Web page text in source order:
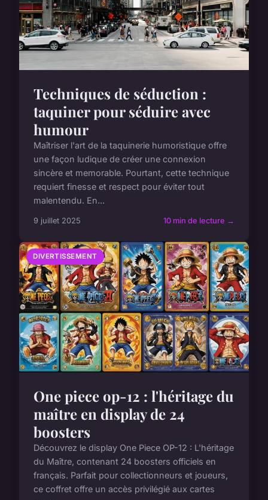
Techniques de séduction :
taquiner pour séduire avec
humour
Maîtriser l'art de la taquinerie humoristique offre
une façon ludique de créer une connexion
sincère et memorable. Pourtant, cette technique
requiert finesse et respect pour éviter tout
malentendu. En...
9 juillet 2025 10 min de lecture →
DIVERTISSEMENT
One piece op-12 : l'héritage du
maître en display de 24
boosters
Découvrez le display One Piece OP-12 : L'héritage
du Maître, contenant 24 boosters officiels en
français. Parfait pour collectionneurs et joueurs,
ce coffret offre un accès privilégié aux cartes